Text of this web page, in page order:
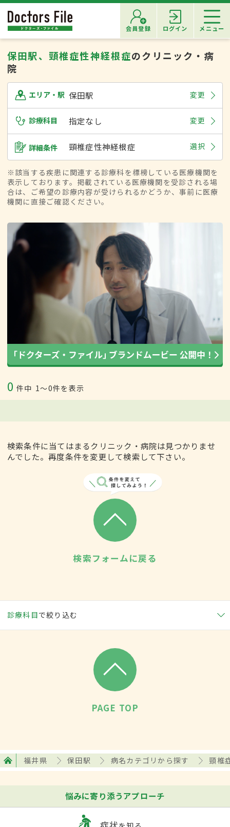
会員登録 ログイン メニュー
保田駅、頸椎症性神経根症のクリニック・病
院
エリア・駅 保田駅 変更
診療科目 指定なし 変更
詳細条件 頸椎症性神経根症 選択
※該当する疾患に関連する診療科を標榜している医療機関を
表示しております。掲載されている医療機関を受診される場
合は、ご希望の診療内容が受けられるかどうか、事前に医療
機関に直接ご確認ください。
0 件中 1〜0件を表示
検索条件に当てはまるクリニック・病院は見つかりませ
んでした。再度条件を変更して検索して下さい。
検索フォームに戻る
診療科目で絞り込む
PAGE TOP
福井県 保田駅 病名カテゴリから探す 頸椎
悩みに寄り添うアプローチ